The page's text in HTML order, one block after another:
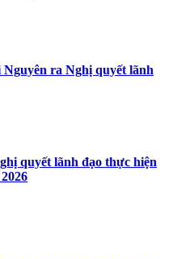
ra Nghị quyết lãnh
quyết lãnh đạo thực hiện